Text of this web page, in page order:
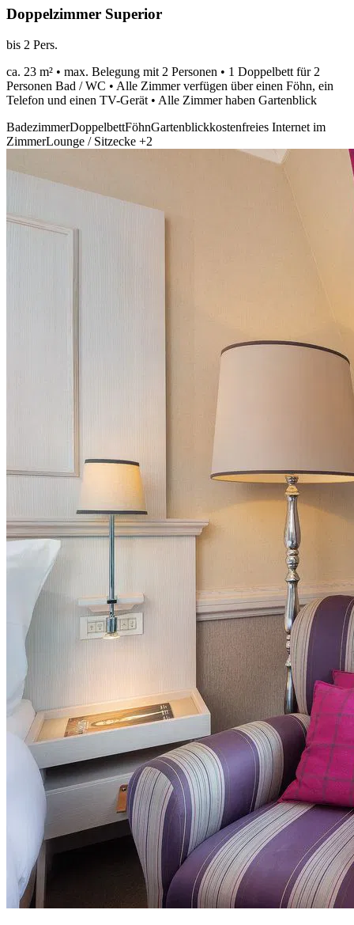
Doppelzimmer Superior
bis 2 Pers.
ca. 23 m² • max. Belegung mit 2 Personen • 1 Doppelbett für 2
Personen Bad / WC • Alle Zimmer verfügen über einen Föhn, ein
Telefon und einen TV-Gerät • Alle Zimmer haben Gartenblick
BadezimmerDoppelbettFöhnGartenblickkostenfreies Internet im
ZimmerLounge / Sitzecke +2